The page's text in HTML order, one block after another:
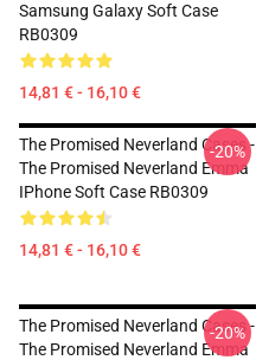
Samsung Galaxy Soft Case
RB0309
14,81 € - 16,10 €
The Promised Neverland Cases -
The Promised Neverland Emma
IPhone Soft Case RB0309
14,81 € - 16,10 €
-20%
The Promised Neverland Cases -
The Promised Neverland Emma
-20%